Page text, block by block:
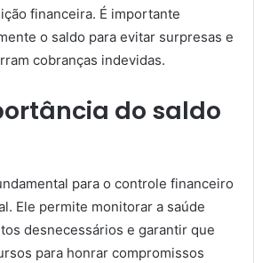
financeira. É importante
o saldo para evitar surpresas e
cobranças indevidas.
do saldo
para o controle financeiro
Ele permite monitorar a saúde
desnecessários e garantir que
para honrar compromissos